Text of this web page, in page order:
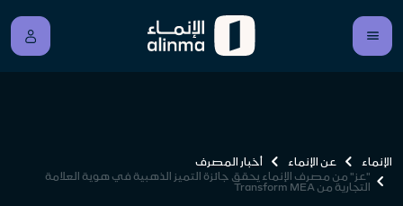
الإنماء عن الإنماء
أخبار المصرف
"عز" من مصرف الإنماء يحقق جائزة التميز الذهبية في هوية العلامة
التجارية من Transform MEA